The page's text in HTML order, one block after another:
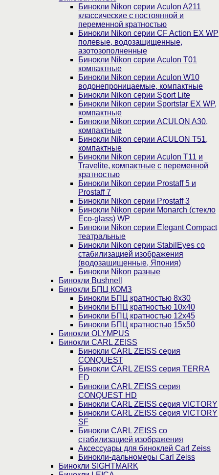
Бинокли Nikon серии Aculon A211
классические с постоянной и
переменной кратностью
Бинокли Nikon серии СF Action EX WP
полевые, водозащищенные,
азотозополненные
Бинокли Nikon серии Aculon T01
компактные
Бинокли Nikon серии Aculon W10
водонепроницаемые, компактные
Бинокли Nikon серии Sport Lite
Бинокли Nikon серии Sportstar EX WP,
компактные
Бинокли Nikon серии ACULON A30,
компактные
Бинокли Nikon серии ACULON Т51,
компактные
Бинокли Nikon серии Aculon T11 и
Travelite, компактные с переменной
кратностью
Бинокли Nikon серии Prostaff 5 и
Prostaff 7
Бинокли Nikon серии Prostaff 3
Бинокли Nikon серии Monarch (стекло
Eco-glass) WP
Бинокли Nikon серии Elegant Compact
театральные
Бинокли Nikon серии StabilEyes со
стабилизацией изображения
(водозащищенные, Япония)
Бинокли Nikon разные
Бинокли Bushnell
Бинокли БПЦ КОМЗ
Бинокли БПЦ кратностью 8х30
Бинокли БПЦ кратностью 10х40
Бинокли БПЦ кратностью 12х45
Бинокли БПЦ кратностью 15х50
Бинокли OLYMPUS
Бинокли CARL ZEISS
Бинокли CARL ZEISS серия
CONQUEST
Бинокли CARL ZEISS серия TERRA
ED
Бинокли CARL ZEISS серия
CONQUEST HD
Бинокли CARL ZEISS серия VICTORY
Бинокли CARL ZEISS серия VICTORY
SF
Бинокли CARL ZEISS со
стабилизацией изображения
Аксессуары для биноклей Carl Zeiss
Бинокли-дальномеры Carl Zeiss
Бинокли SIGHTMARK